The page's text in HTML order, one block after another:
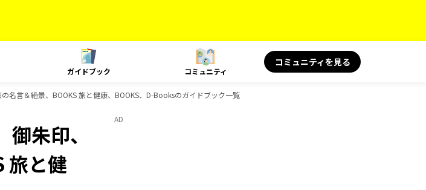
ガイドブック コミュニティ
コミュニティを見る
名言＆絶景、BOOKS 旅と健康、BOOKS、D-Booksのガイドブック一覧
朱印、
旅と健
AD